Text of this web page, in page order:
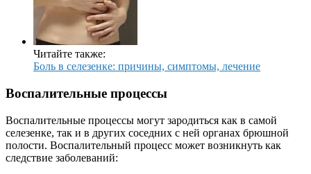
Читайте также:
Боль в селезенке: причины, симптомы, лечение
Воспалительные процессы
Воспалительные процессы могут зародиться как в самой
селезенке, так и в других соседних с ней органах брюшной
полости. Воспалительный процесс может возникнуть как
следствие заболеваний: